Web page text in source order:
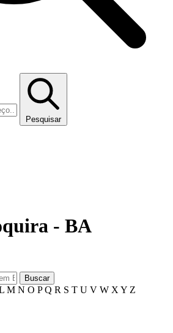
Pesquisar
- BA
Buscar
M N O PQ R S T U V W X Y Z